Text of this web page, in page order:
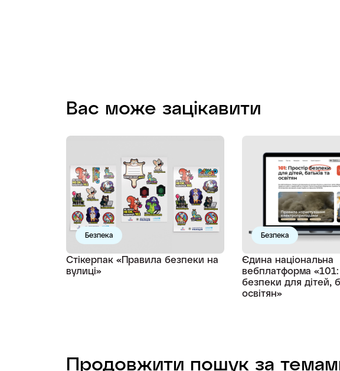
Вас може зацікавити
Безпека
Стікерпак «Правила безпеки на
вулиці»
Безпека
Єдина національна
вебплатформа «101:
безпеки для дітей,
освітян»
Продовжити пошук за